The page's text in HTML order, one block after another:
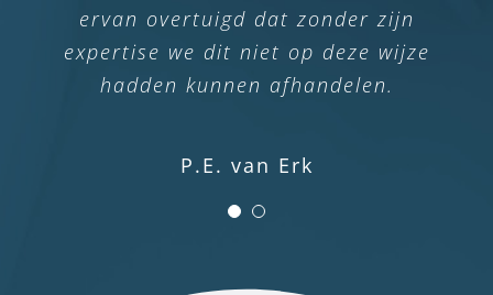
ervan overtuigd dat zonder zijn
expertise we dit niet op deze wijze
hadden kunnen afhandelen.
P.E. van Erk